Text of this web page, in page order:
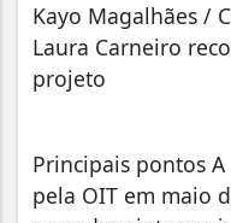
Kayo Magalhães /
Laura Carneiro
projeto
Principais pontos
pela OIT em maio